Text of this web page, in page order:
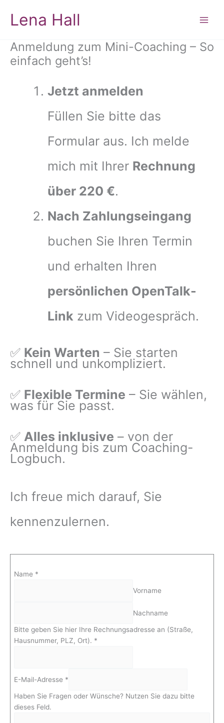
Inhalt
springen
Lena Hall
Anmeldung zum Mini-Coaching – So
einfach geht’s!
Jetzt anmelden
Füllen Sie bitte das
Formular aus. Ich melde
mich mit Ihrer Rechnung
über 220 €.
Nach Zahlungseingang
buchen Sie Ihren Termin
und erhalten Ihren
persönlichen OpenTalk-
Link zum Videogespräch.
✅ Kein Warten – Sie starten
schnell und unkompliziert.
✅ Flexible Termine – Sie wählen,
was für Sie passt.
✅ Alles inklusive – von der
Anmeldung bis zum Coaching-
Logbuch.
Ich freue mich darauf, Sie
kennenzulernen.
Name *
Vorname
Nachname
B
i
F
r
a
Bitte geben Sie hier Ihre Rechnungsadresse an (Straße,
Hausnummer, PLZ, Ort). *
E-Mail-Adresse *
Haben Sie Fragen oder Wünsche? Nutzen Sie dazu bitte
dieses Feld.